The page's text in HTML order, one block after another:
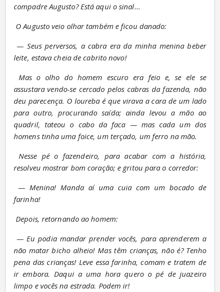
compadre Augusto? Está aqui o sinal...
O Augusto veio olhar também e ficou danado:
— Seus perversos, a cabra era da minha menina beber
leite, estava cheia de cabrito novo!
Mas o olho do homem escuro era feio e, se ele se
assustara vendo-se cercado pelos cabras da fazenda, não
deu parecença. O loureba é que virava a cara de um lado
para outro, procurando saída; ainda levou a mão ao
quadril, tateou o cabo da faca — mas cada um dos
homens tinha uma foice, um terçado, um ferro na mão.
Nesse pé o fazendeiro, para acabar com a história,
resolveu mostrar bom coração; e gritou para o corredor:
— Menina! Manda aí uma cuia com um bocado de
farinha!
Depois, retornando ao homem:
— Eu podia mandar prender vocês, para aprenderem a
não matar bicho alheio! Mas têm crianças, não é? Tenho
pena das crianças! Leve essa farinha, comam e tratem de
ir embora. Daqui a uma hora quero o pé de juazeiro
limpo e vocês na estrada. Podem ir!